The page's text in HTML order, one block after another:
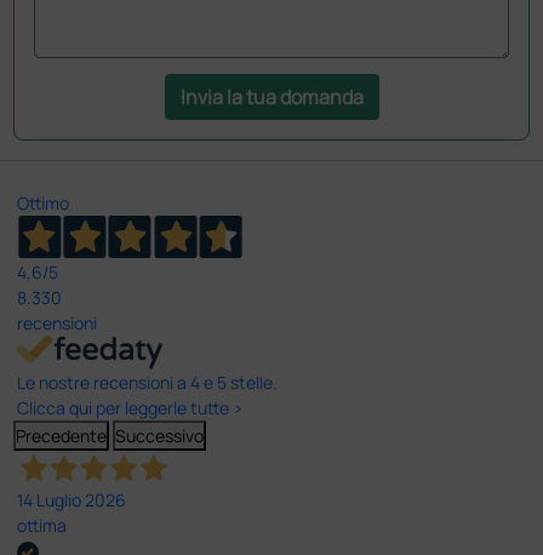
Invia la tua domanda
Ottimo
4,6/5
8.330
recensioni
Le nostre recensioni a 4 e 5 stelle.
Clicca qui per leggerle tutte >
Precedente Successivo
14 Luglio 2026
ottima